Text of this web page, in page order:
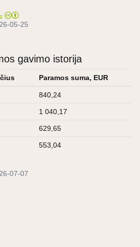
05-25
gavimo istorija
Paramos suma, EUR
840,24
1 040,17
629,65
553,04
07-07